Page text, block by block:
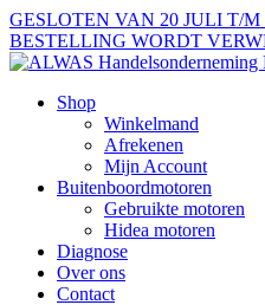
Ga
naar
inhoud
GESLOTEN VAN 20 JULI T/
BESTELLING WORDT
Shop
Winkelmand
Afrekenen
Mijn Account
Buitenboordmotoren
Gebruikte motoren
Hidea motoren
Diagnose
Over ons
Contact